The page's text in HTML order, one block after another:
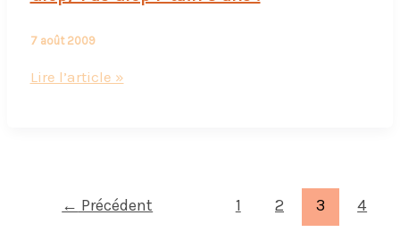
7 août 2009
Glop/
Lire l’article »
← Précédent 1 2 3
4